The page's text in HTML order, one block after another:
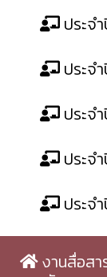
ประจ
ประจ
ประจ
ประจ
ประจ
งานสื่อส